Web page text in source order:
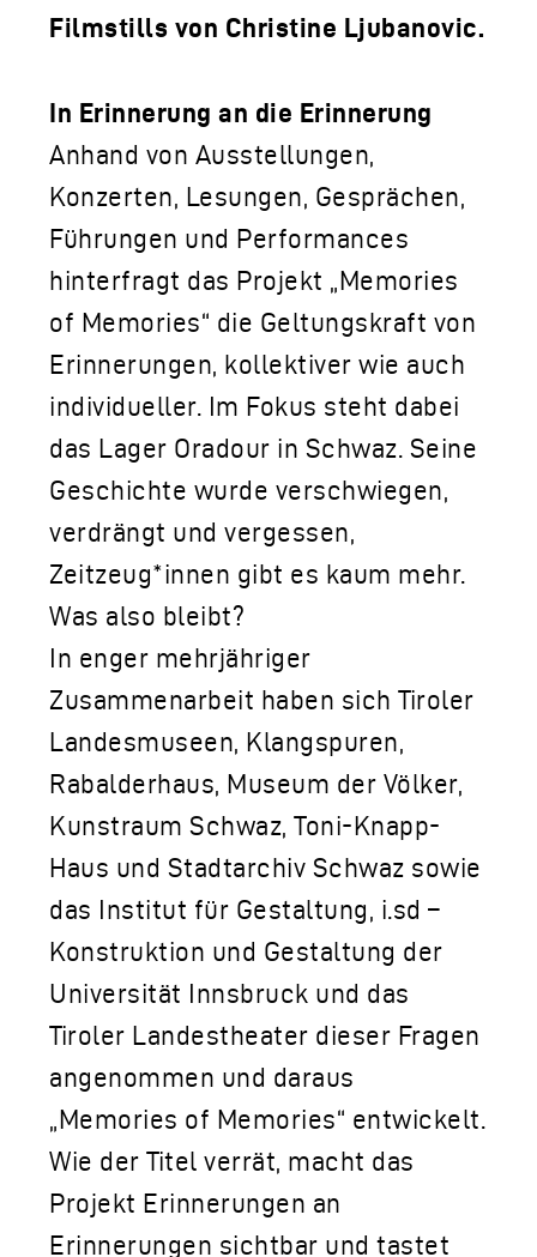
Filmstills von Christine Ljubanovic.
In Erinnerung an die Erinnerung
Anhand von Ausstellungen,
Konzerten, Lesungen, Gesprächen,
Führungen und Performances
hinterfragt das Projekt „Memories
of Memories“ die Geltungskraft von
Erinnerungen, kollektiver wie auch
individueller. Im Fokus steht dabei
das Lager Oradour in Schwaz. Seine
Geschichte wurde verschwiegen,
verdrängt und vergessen,
Zeitzeug*innen gibt es kaum mehr.
Was also bleibt?
In enger mehrjähriger
Zusammenarbeit haben sich Tiroler
Landesmuseen, Klangspuren,
Rabalderhaus, Museum der Völker,
Kunstraum Schwaz, Toni-Knapp-
Haus und Stadtarchiv Schwaz sowie
das Institut für Gestaltung, i.sd –
Konstruktion und Gestaltung der
Universität Innsbruck und das
Tiroler Landestheater dieser Fragen
angenommen und daraus
„Memories of Memories“ entwickelt.
Wie der Titel verrät, macht das
Projekt Erinnerungen an
Erinnerungen sichtbar und tastet